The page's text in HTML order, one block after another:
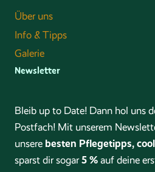
Über uns
Info & Tipps
Galerie
Newsletter
Bleib up to Date! Dann hol uns
Postfach! Mit unserem
unsere besten Pflegetipps,
sparst dir sogar5 % auf deine